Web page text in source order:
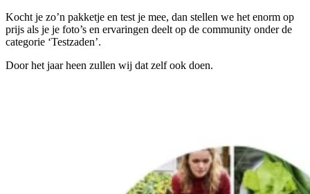
Kocht je zo’n pakketje en test je mee, dan stellen we het enorm op
prijs als je je foto’s en ervaringen deelt op de community onder de
categorie ‘Testzaden’.
Door het jaar heen zullen wij dat zelf ook doen.